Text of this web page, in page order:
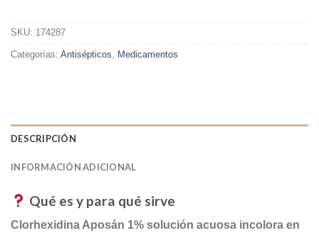
SKU: 174287
Categorías: Antisépticos Medicamentos
DESCRIPCIÓN
INFORMACIÓN ADICIONAL
Qué es y para qué sirve
Clorhexidina Aposán 1% solución acuosa incolora en